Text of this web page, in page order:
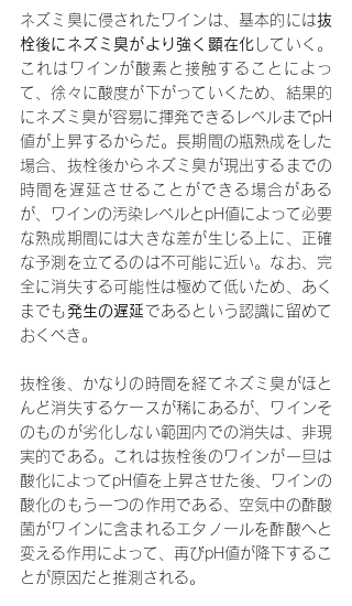
ネズミ臭に侵されたワインは、基本的には抜
栓後にネズミ臭がより強く顕在化 していく。
これはワインが酸素と接触することによっ
て、徐々に酸度が下がっていくため、結果的
にネズミ臭が容易に揮発できるレベルまでpH
値が上昇するからだ。長期間の瓶熟成をした
場合、抜栓後からネズミ臭が現出するまでの
時間を遅延させることができる場合がある
が、ワインの汚染レベルとpH値によって必要
な熟成期間には大きな差が生じる上に、正確
な予測を立てるのは不可能に近い。なお、完
全に消失する可能性は極めて低いため、あく
までも 発生の遅延 であるという認識に留めて
おくべき。
抜栓後、かなりの時間を経てネズミ臭がほと
んど消失するケースが稀にあるが、ワインそ
のものが劣化しない範囲内での消失は、非現
実的である。これは抜栓後のワインが一旦は
酸化によってpH値を上昇させた後、ワインの
酸化のもう一つの作用である、空気中の酢酸
菌がワインに含まれるエタノールを酢酸へと
変える作用によって、再びpH値が降下するこ
とが原因だと推測される。